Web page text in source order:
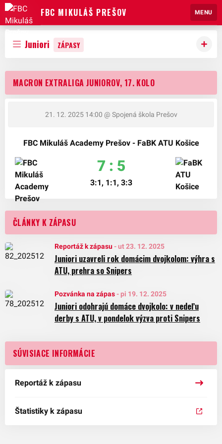
FBC MIKULÁŠ PREŠOV MENU
Juniori ZÁPASY
MACRON EXTRALIGA JUNIOROV, 17. KOLO
21. 12. 2025 14:00 @ Spojená škola Prešov
FBC Mikuláš Academy Prešov - FaBK ATU Košice
7 : 5
3:1, 1:1, 3:3
ČLÁNKY K ZÁPASU
Reportáž k zápasu-ut 23. 12. 2025
Juniori uzavreli rok domácim dvojkolom: výhra s
ATU, prehra so Snipers
Pozvánka na zápas-pi 19. 12. 2025
Juniori odohrajú domáce dvojkolo: v nedeľu
derby s ATU, v pondelok výzva proti Snipers
SÚVISIACE INFORMÁCIE
Reportáž k zápasu
Štatistiky k zápasu